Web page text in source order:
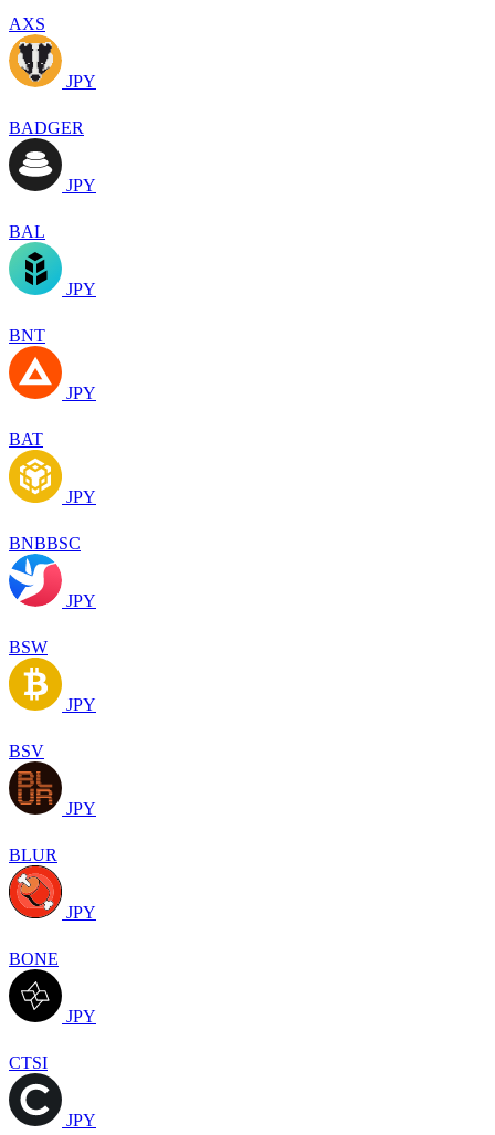
AXS
JPY
BADGER
JPY
BAL
JPY
BNT
JPY
BAT
JPY
BNBBSC
JPY
BSW
JPY
BSV
JPY
BLUR
JPY
BONE
JPY
CTSI
JPY